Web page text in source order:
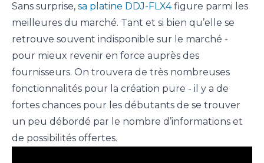
Sans surprise, sa platine DDJ-FLX4figure parmi les
meilleures du marché. Tant et si bien qu’elle se
retrouve souvent indisponible sur le marché -
pour mieux revenir en force auprès des
fournisseurs. On trouvera de très nombreuses
fonctionnalités pour la création pure - il y a de
fortes chances pour les débutants de se trouver
un peu débordé par le nombre d’informations et
de possibilités offertes.